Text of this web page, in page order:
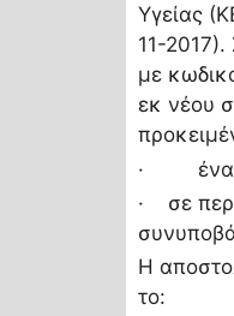
Υγείας
11-
με
εκ νέου
· ένα (1)
· σε
Η
το: